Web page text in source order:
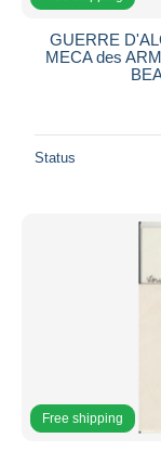
GUERRE
MECA des
Status
Free shipping